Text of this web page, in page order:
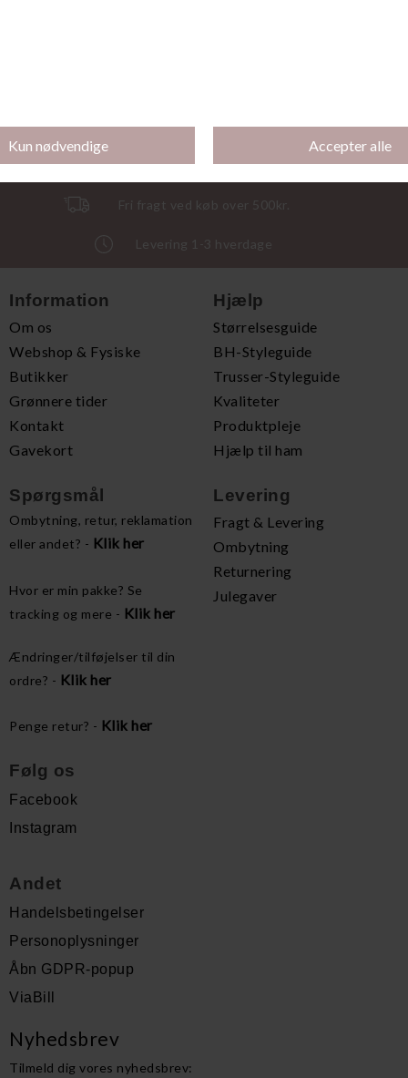
Gratis indpakning
Fri fragt ved køb over 500kr.
Levering 1-3 hverdage
Information
Om os
Webshop & Fysiske
Butikker
Grønnere tider
Kontakt
Gavekort
Hjælp
Størrelsesguide
BH-Styleguide
Trusser-Styleguide
Kvaliteter
Produktpleje
Hjælp til ham
Spørgsmål
Ombytning, retur, reklamation
eller andet? - Klik her
Hvor er min pakke? Se
tracking og mere - Klik her
Ændringer/tilføjelser til din
ordre? - Klik her
Penge retur? - Klik her
Levering
Fragt & Levering
Ombytning
Returnering
Julegaver
Følg os
Facebook
Instagram
Andet
Handelsbetingelser
Personoplysninger
Åbn GDPR-popup
ViaBill
Nyhedsbrev
Tilmeld dig vores nyhedsbrev: